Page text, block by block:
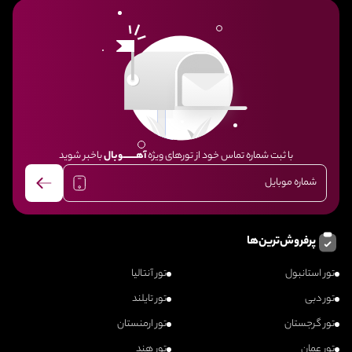
با ثبت شماره تماس خود از تورهای ویژهآهــــــــوبالباخبر شوید
پرفروش‌ترین‌ها
تور استانبول
تور آنتالیا
تور دبی
تور تایلند
تور گرجستان
تور ارمنستان